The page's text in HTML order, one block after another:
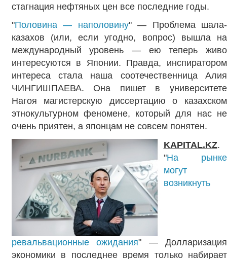
стагнация нефтяных цен все последние годы.
"Половина — наполовину" — Проблема шала-
казахов (или, если угодно, вопрос) вышла на
международный уровень — ею теперь живо
интересуются в Японии. Правда, инспиратором
интереса стала наша соотечественница Алия
ЧИНГИШПАЕВА. Она пишет в университете
Нагоя магистерскую диссертацию о казахском
этнокультурном феномене, который для нас не
очень приятен, а японцам не совсем понятен.
KAPITAL.KZ.
"На рынке
могут
возникнуть
ревальвационные ожидания" — Долларизация
экономики в последнее время только набирает